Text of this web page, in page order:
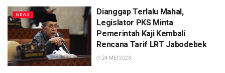
NEWS
Dianggap Terlalu Mahal,
Legislator PKS Minta
Pemerintah Kaji Kembali
Rencana Tarif LRT Jabodebek
24 MEI 2023